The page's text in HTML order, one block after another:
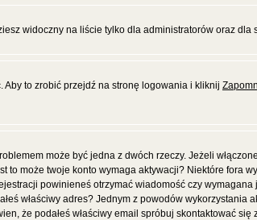
widoczny na liście tylko dla administratorów oraz dla
Aby to zrobić przejdź na stronę logowania i kliknij
może być jedna z dwóch rzeczy. Jeżeli
może twoje konto wymaga aktywacji? Niektóre fora
powinieneś otrzymać wiadomość czy
właściwy adres? Jednym z powodów wykorzystania
że podałeś właściwy email spróbuj skontaktować się